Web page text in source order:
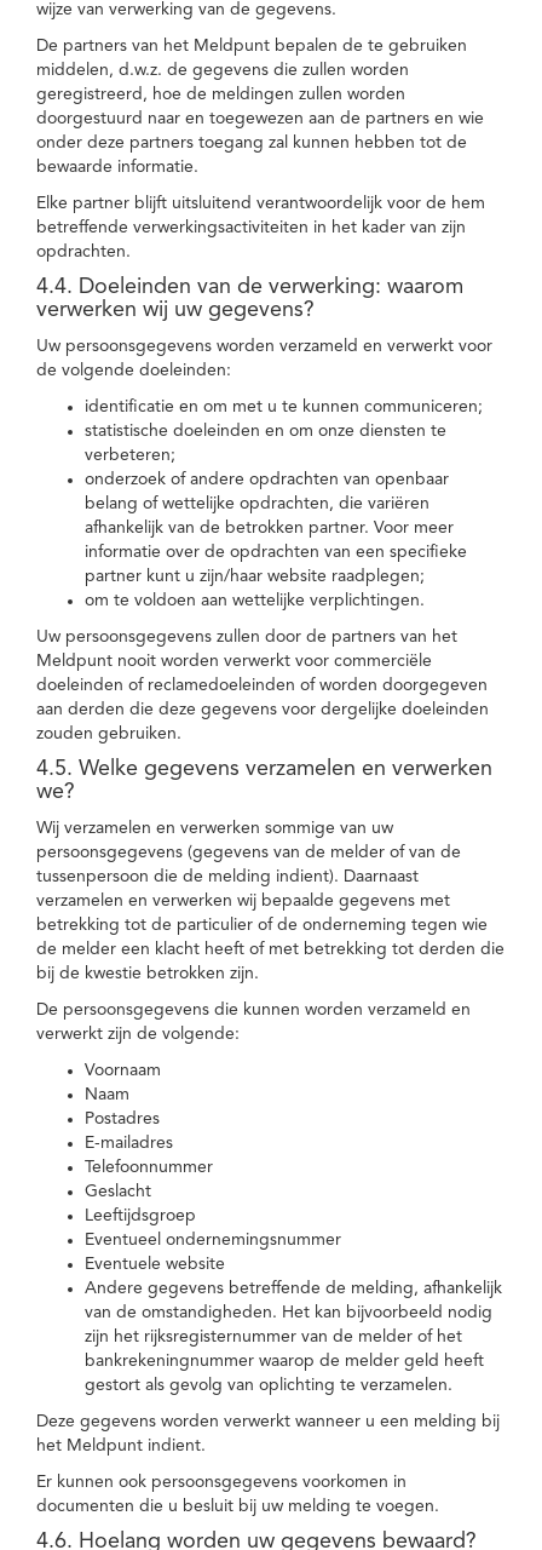
wijze van verwerking van de gegevens.
De partners van het Meldpunt bepalen de te gebruiken
middelen, d.w.z. de gegevens die zullen worden
geregistreerd, hoe de meldingen zullen worden
doorgestuurd naar en toegewezen aan de partners en wie
onder deze partners toegang zal kunnen hebben tot de
bewaarde informatie.
Elke partner blijft uitsluitend verantwoordelijk voor de hem
betreffende verwerkingsactiviteiten in het kader van zijn
opdrachten.
4.4. Doeleinden van de verwerking: waarom
verwerken wij uw gegevens?
Uw persoonsgegevens worden verzameld en verwerkt voor
de volgende doeleinden:
identificatie en om met u te kunnen communiceren;
statistische doeleinden en om onze diensten te
verbeteren;
onderzoek of andere opdrachten van openbaar
belang of wettelijke opdrachten, die variëren
afhankelijk van de betrokken partner. Voor meer
informatie over de opdrachten van een specifieke
partner kunt u zijn/haar website raadplegen;
om te voldoen aan wettelijke verplichtingen.
Uw persoonsgegevens zullen door de partners van het
Meldpunt nooit worden verwerkt voor commerciële
doeleinden of reclamedoeleinden of worden doorgegeven
aan derden die deze gegevens voor dergelijke doeleinden
zouden gebruiken.
4.5. Welke gegevens verzamelen en verwerken
we?
Wij verzamelen en verwerken sommige van uw
persoonsgegevens (gegevens van de melder of van de
tussenpersoon die de melding indient). Daarnaast
verzamelen en verwerken wij bepaalde gegevens met
betrekking tot de particulier of de onderneming tegen wie
de melder een klacht heeft of met betrekking tot derden die
bij de kwestie betrokken zijn.
De persoonsgegevens die kunnen worden verzameld en
verwerkt zijn de volgende:
Voornaam
Naam
Postadres
E-mailadres
Telefoonnummer
Geslacht
Leeftijdsgroep
Eventueel ondernemingsnummer
Eventuele website
Andere gegevens betreffende de melding, afhankelijk
van de omstandigheden. Het kan bijvoorbeeld nodig
zijn het rijksregisternummer van de melder of het
bankrekeningnummer waarop de melder geld heeft
gestort als gevolg van oplichting te verzamelen.
Deze gegevens worden verwerkt wanneer u een melding bij
het Meldpunt indient.
Er kunnen ook persoonsgegevens voorkomen in
documenten die u besluit bij uw melding te voegen.
4.6. Hoelang worden uw gegevens bewaard?